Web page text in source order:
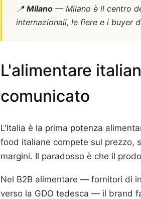
📍 Milano — Milano è il centro
internazionali, le fiere e i buyer
L'alimentare
comunicato
L'Italia è la prima potenza
food italiane compete sul prezzo,
margini. Il paradosso è che il
Nel B2B alimentare — fornitori di
verso la GDO tedesca — il brand